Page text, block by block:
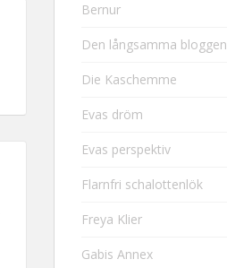
Bernur
Den långsamma bloggen
Die Kaschemme
Evas dröm
Evas perspektiv
Flarnfri schalottenlök
Freya Klier
Gabis Annex